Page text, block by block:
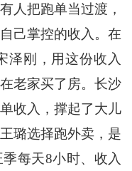
人把跑单当过渡，
己掌控的收入。在
泽刚，用这份收入
老家买了房。长沙
收入，撑起了大儿
璐选择跑外卖，是
每天8小时、收入